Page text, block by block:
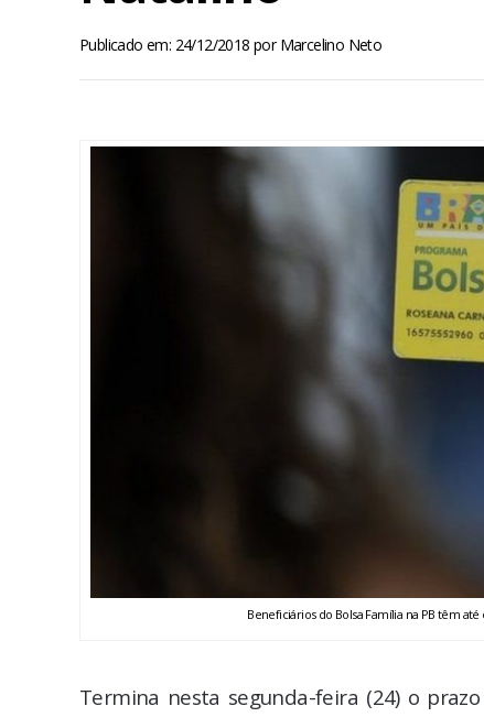
Publicado em: 24/12/2018 porMarcelino Neto
Beneficiários do Bolsa Família na PB têm
Termina nesta segunda-feira (24) o